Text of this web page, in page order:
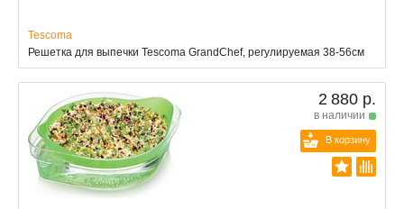
Tescoma
Решетка для выпечки Tescoma GrandChef, регулируемая 38-56см
2 880 р.
в наличии
В корзину